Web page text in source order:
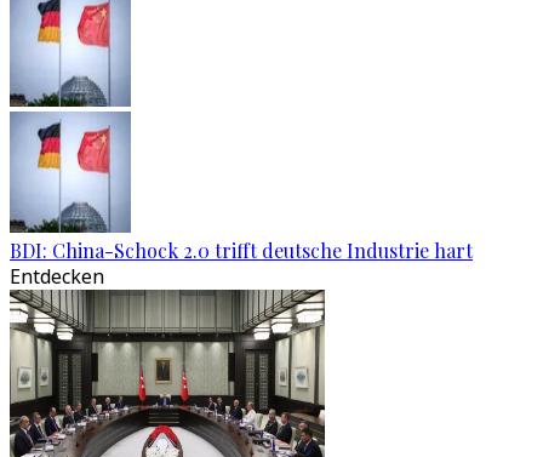
BDI: China-Schock 2.0 trifft deutsche Industrie hart
Entdecken